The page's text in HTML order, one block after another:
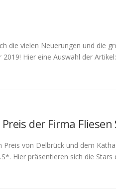
die vielen Neuerungen und die
Hier eine Auswahl der
der Firma Fliesen
von Delbrück und dem
Hier präsentieren sich die